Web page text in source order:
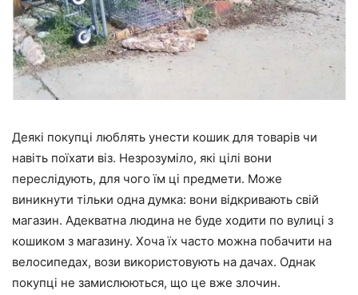
Деякі покупці люблять унести кошик для товарів чи
навіть поїхати віз. Незрозуміло, які цілі вони
переслідують, для чого їм ці предмети. Може
виникнути тільки одна думка: вони відкривають свій
магазин. Адекватна людина не буде ходити по вулиці з
кошиком з магазину. Хоча їх часто можна побачити на
велосипедах, вози використовують на дачах. Однак
покупці не замислюються, що це вже злочин.